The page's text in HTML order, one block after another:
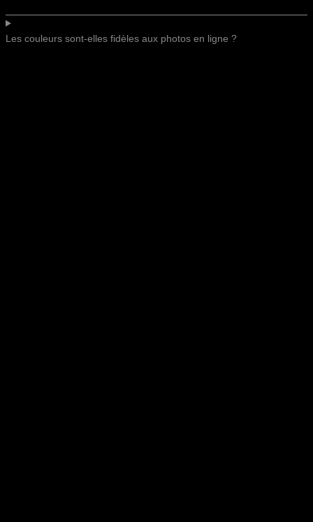
Les couleurs sont-elles fidèles aux photos en ligne ?